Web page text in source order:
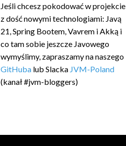
Jeśli chcesz pokodować w projekcie
z dość nowymi technologiami: Javą
21, Spring Bootem, Vavrem i Akką i
co tam sobie jeszcze Javowego
wymyślimy, zapraszamy na naszego
GitHuba lub Slacka JVM-Poland
(kanał #jvm-bloggers)